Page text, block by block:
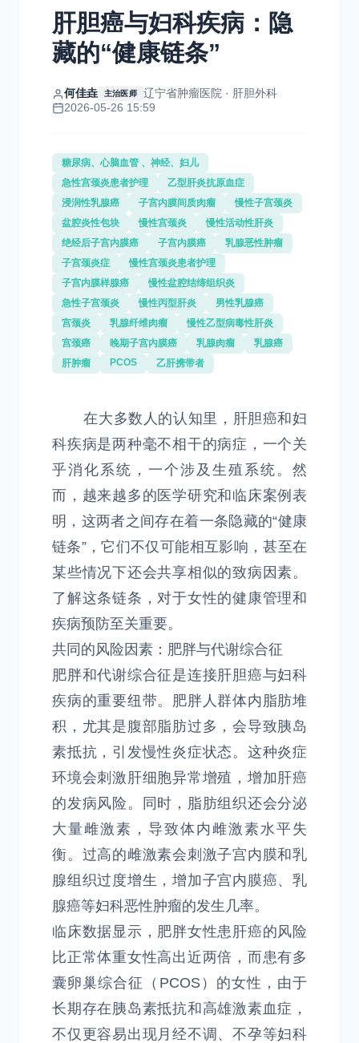
肝胆癌与妇科疾病：隐
藏的“健康链条”
何佳垚 主治医师
辽宁省肿瘤医院 · 肝胆外科
2026-05-26 15:59
糖尿病、心脑血管 、神经、妇儿
急性宫颈炎患者护理
乙型肝炎抗原血症
浸润性乳腺癌
子宫内膜间质肉瘤
慢性子宫颈炎
盆腔炎性包块
慢性宫颈炎
慢性活动性肝炎
绝经后子宫内膜癌
子宫内膜癌
乳腺恶性肿瘤
子宫颈炎症
慢性宫颈炎患者护理
子宫内膜样腺癌
慢性盆腔结缔组织炎
急性子宫颈炎
慢性丙型肝炎
男性乳腺癌
宫颈炎
乳腺纤维肉瘤
慢性乙型病毒性肝炎
宫颈癌
晚期子宫内膜癌 乳腺肉瘤
乳腺癌
肝肿瘤
PCOS 乙肝携带者
在大多数人的认知里，肝胆癌和妇
科疾病是两种毫不相干的病症，一个关
乎消化系统，一个涉及生殖系统。然
而，越来越多的医学研究和临床案例表
明，这两者之间存在着一条隐藏的“健康
链条”，它们不仅可能相互影响，甚至在
某些情况下还会共享相似的致病因素。
了解这条链条，对于女性的健康管理和
疾病预防至关重要。
共同的风险因素：肥胖与代谢综合征
肥胖和代谢综合征是连接肝胆癌与妇科
疾病的重要纽带。肥胖人群体内脂肪堆
积，尤其是腹部脂肪过多，会导致胰岛
素抵抗，引发慢性炎症状态。这种炎症
环境会刺激肝细胞异常增殖，增加肝癌
的发病风险。同时，脂肪组织还会分泌
大量雌激素，导致体内雌激素水平失
衡。过高的雌激素会刺激子宫内膜和乳
腺组织过度增生，增加子宫内膜癌、乳
腺癌等妇科恶性肿瘤的发生几率。
临床数据显示，肥胖女性患肝癌的风险
比正常体重女性高出近两倍，而患有多
囊卵巢综合征（PCOS）的女性，由于
长期存在胰岛素抵抗和高雄激素血症，
不仅更容易出现月经不调、不孕等妇科